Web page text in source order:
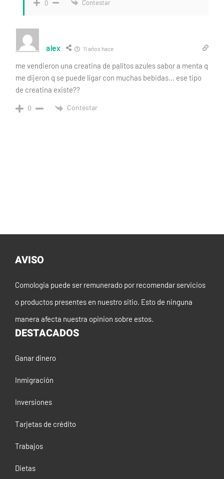
0 Contestar
alex 11 años hace
me vendieron una creatina de palitos azules sabor a menta q
me dijeron q se puede ligar con muchas bebidas… ese tipo
de creatina existe??
0 Contestar
AVISO
Comologia puede ser remunerado por recomendar servicios
o productos presentes en nuestro sitio. Esto de ninguna
manera afecta nuestra opinion sobre estos.
DESTACADOS
Ganar dinero
Inmigración
Inversiones
Tarjetas de crédito
Trabajos
Dietas